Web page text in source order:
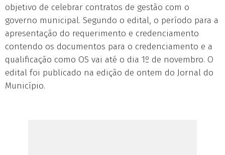
objetivo de celebrar contratos de gestão com o
governo municipal. Segundo o edital, o período para a
apresentação do requerimento e credenciamento
contendo os documentos para o credenciamento e a
qualificação como OS vai até o dia 1º de novembro. O
edital foi publicado na edição de ontem do Jornal do
Município.